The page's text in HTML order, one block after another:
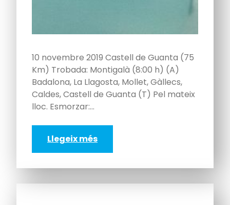
10 novembre 2019 Castell de Guanta (75
Km) Trobada: Montigalà (8:00 h) (A)
Badalona, La Llagosta, Mollet, Gàllecs,
Caldes, Castell de Guanta (T) Pel mateix
lloc. Esmorzar:…
Llegeix més